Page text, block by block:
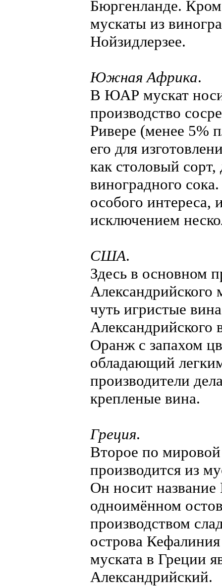
Бюргенланде.
мускаты из
Нойзидлерзее.
Южная Африка.
В ЮАР мускат
производство
Ривере (менее 5%
его для
как столовый
виноградного
особого интереса,
исключением
США.
Здесь в основном
Александрийского
чуть игристые
Оранж с запахом
обладающий
производители
крепленые вина.
Греция.
Второе по мировой
производится из
Он носит название
одноимённом
производством
острова
муската в Греции
Александрийский.